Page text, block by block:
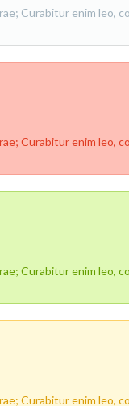
Curabitur enim leo,
Curabitur enim leo,
Curabitur enim leo,
Curabitur enim leo,